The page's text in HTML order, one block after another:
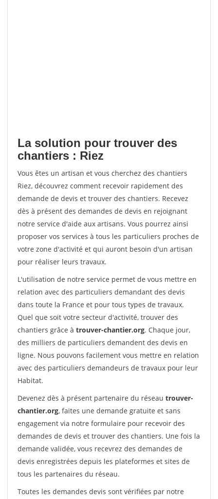
La solution pour trouver des
chantiers : Riez
Vous êtes un artisan et vous cherchez des chantiers
Riez, découvrez comment recevoir rapidement des
demande de devis et trouver des chantiers. Recevez
dès à présent des demandes de devis en rejoignant
notre service d'aide aux artisans. Vous pourrez ainsi
proposer vos services à tous les particuliers proches de
votre zone d'activité et qui auront besoin d'un artisan
pour réaliser leurs travaux.
L'utilisation de notre service permet de vous mettre en
relation avec des particuliers demandant des devis
dans toute la France et pour tous types de travaux.
Quel que soit votre secteur d'activité, trouver des
chantiers grâce à trouver-chantier.org. Chaque jour,
des milliers de particuliers demandent des devis en
ligne. Nous pouvons facilement vous mettre en relation
avec des particuliers demandeurs de travaux pour leur
Habitat.
Devenez dès à présent partenaire du réseau trouver-
chantier.org, faites une demande gratuite et sans
engagement via notre formulaire pour recevoir des
demandes de devis et trouver des chantiers. Une fois la
demande validée, vous recevrez des demandes de
devis enregistrées depuis les plateformes et sites de
tous les partenaires du réseau.
Toutes les demandes devis sont vérifiées par notre